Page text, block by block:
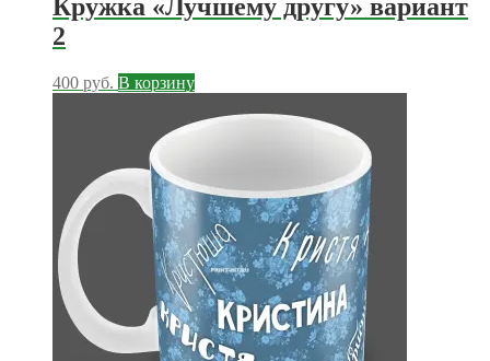
Кружка «Лучшему другу» вариант
2
400 руб. В корзину